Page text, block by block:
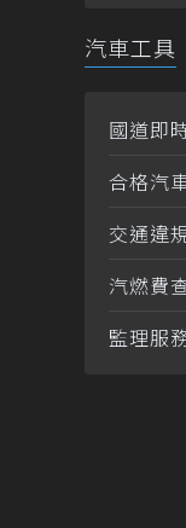
汽車工具
國道即
合格汽
交通違
汽燃費
監理服